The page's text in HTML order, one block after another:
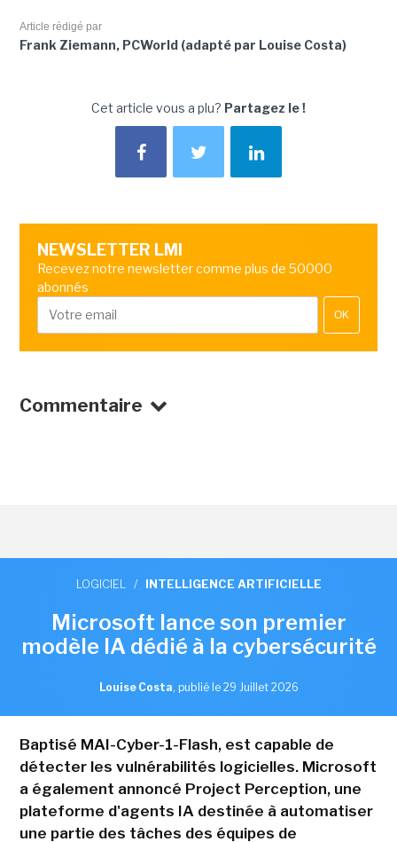
Article rédigé par
Frank Ziemann, PCWorld (adapté par Louise Costa)
Cet article vous a plu? Partagez le !
NEWSLETTER LMI
Recevez notre newsletter comme plus de 50000
abonnés
OK
Commentaire
LOGICIEL / INTELLIGENCE ARTIFICIELLE
Microsoft lance son premier
modèle IA dédié à la cybersécurité
Louise Costa, publié le 29 Juillet 2026
Baptisé MAI-Cyber-1-Flash, est capable de
détecter les vulnérabilités logicielles. Microsoft
a également annoncé Project Perception, une
plateforme d'agents IA destinée à automatiser
une partie des tâches des équipes de